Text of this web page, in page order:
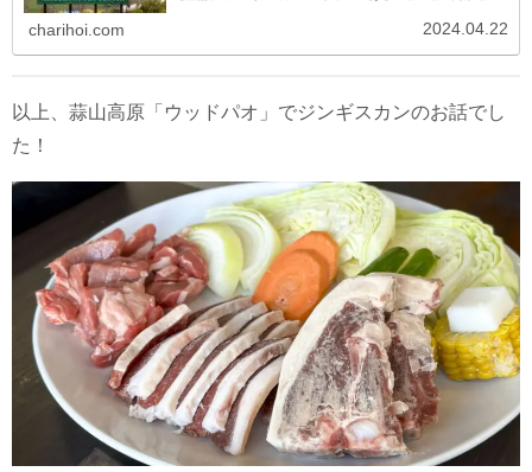
遊園地「ジョイフルパーク」が一緒になってます。
charihoi.com 2024.04.22
以上、蒜山高原「ウッドパオ」でジンギスカンのお話でし
た！